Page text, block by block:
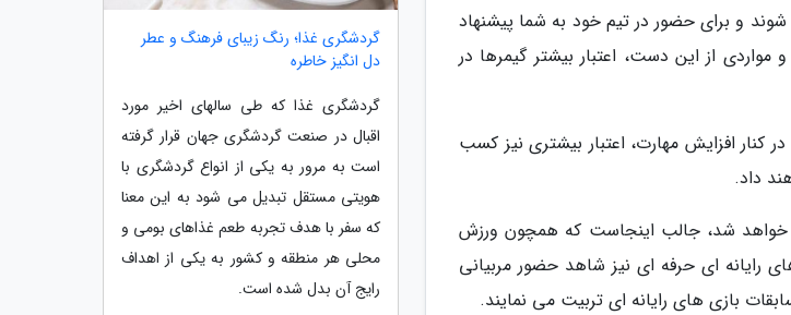
و برای حضور در تیم خود به شما پیشنهاد
از این دست، اعتبار بیشتر گیمرها در
افزایش مهارت، اعتبار بیشتری نیز کسب
داد.
خواهد شد، جالب اینجاست که همچون ورزش
رایانه ای حرفه ای نیز شاهد حضور مربیانی
بازی های رایانه ای تربیت می نمایند.
گردشگری غذا؛ رنگ زیبای فرهنگ و عطر
دل انگیز خاطره
گردشگری غذا که طی سالهای اخیر مورد
اقبال در صنعت گردشگری جهان قرار گرفته
است به مرور به یکی از انواع گردشگری با
هویتی مستقل تبدیل می شود به این معنا
که سفر با هدف تجربه طعم غذاهای بومی و
محلی هر منطقه و کشور به یکی از اهداف
رایج آن بدل شده است.